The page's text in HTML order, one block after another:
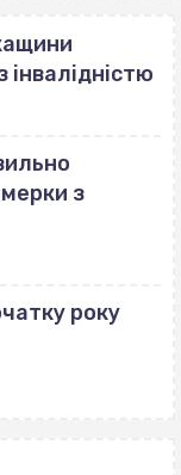
з
року